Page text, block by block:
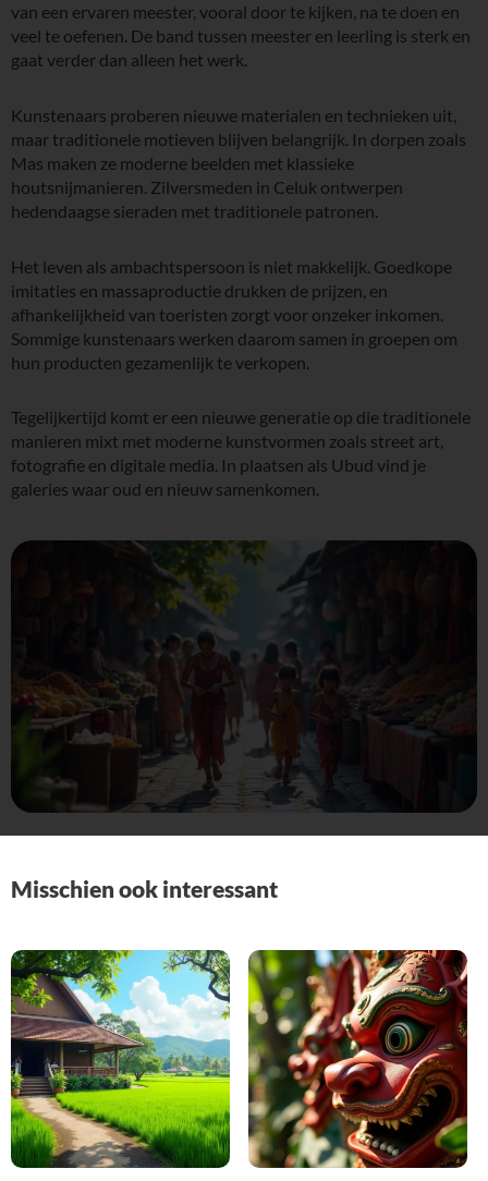
van een ervaren meester, vooral door te kijken, na te doen en
veel te oefenen. De band tussen meester en leerling is sterk en
gaat verder dan alleen het werk.
Kunstenaars proberen nieuwe materialen en technieken uit,
maar traditionele motieven blijven belangrijk. In dorpen zoals
Mas maken ze moderne beelden met klassieke
houtsnijmanieren. Zilversmeden in Celuk ontwerpen
hedendaagse sieraden met traditionele patronen.
Het leven als ambachtspersoon is niet makkelijk. Goedkope
imitaties en massaproductie drukken de prijzen, en
afhankelijkheid van toeristen zorgt voor onzeker inkomen.
Sommige kunstenaars werken daarom samen in groepen om
hun producten gezamenlijk te verkopen.
Tegelijkertijd komt er een nieuwe generatie op die traditionele
manieren mixt met moderne kunstvormen zoals street art,
fotografie en digitale media. In plaatsen als Ubud vind je
galeries waar oud en nieuw samenkomen.
Misschien ook interessant